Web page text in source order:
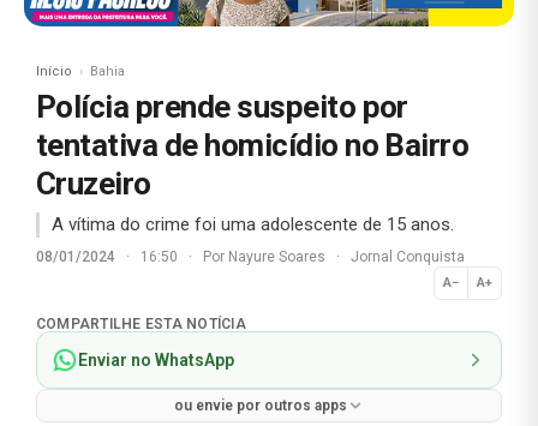
Início Bahia
Polícia prende suspeito por
tentativa de homicídio no Bairro
Cruzeiro
A vítima do crime foi uma adolescente de 15 anos.
08/01/2024 · 16:50 · Por Nayure Soares · Jornal Conquista
A− A+
Normal
COMPARTILHE ESTA NOTÍCIA
Enviar no WhatsApp
ou envie por outros apps